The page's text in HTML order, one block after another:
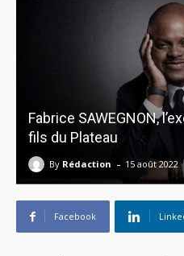
Fabrice SAWEGNON,
fils du Plateau
By Rédaction - 15 août 2022
Facebook